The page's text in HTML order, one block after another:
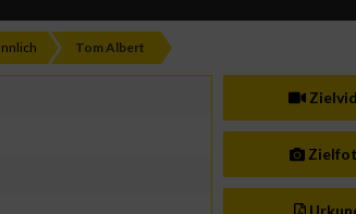
Tom Albert